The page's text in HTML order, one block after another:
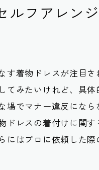
ルフアレン
着物ドレスが注目
てみたいけれど、具
でマナー違反にな
ドレスの着付けに関
にはプロに依頼した